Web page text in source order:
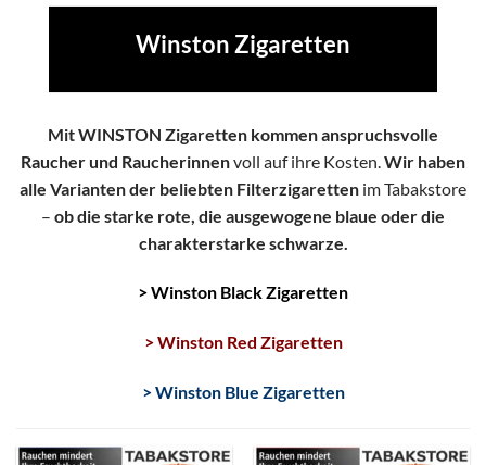
Winston Zigaretten
Mit WINSTON Zigaretten kommen anspruchsvolle
Raucher und Raucherinnenvoll auf ihre Kosten. Wir haben
alle Varianten der beliebten Filterzigaretten im Tabakstore
– ob die starke rote, die ausgewogene blaue oder die
charakterstarke schwarze.
> Winston Black Zigaretten
> Winston Red Zigaretten
> Winston Blue Zigaretten